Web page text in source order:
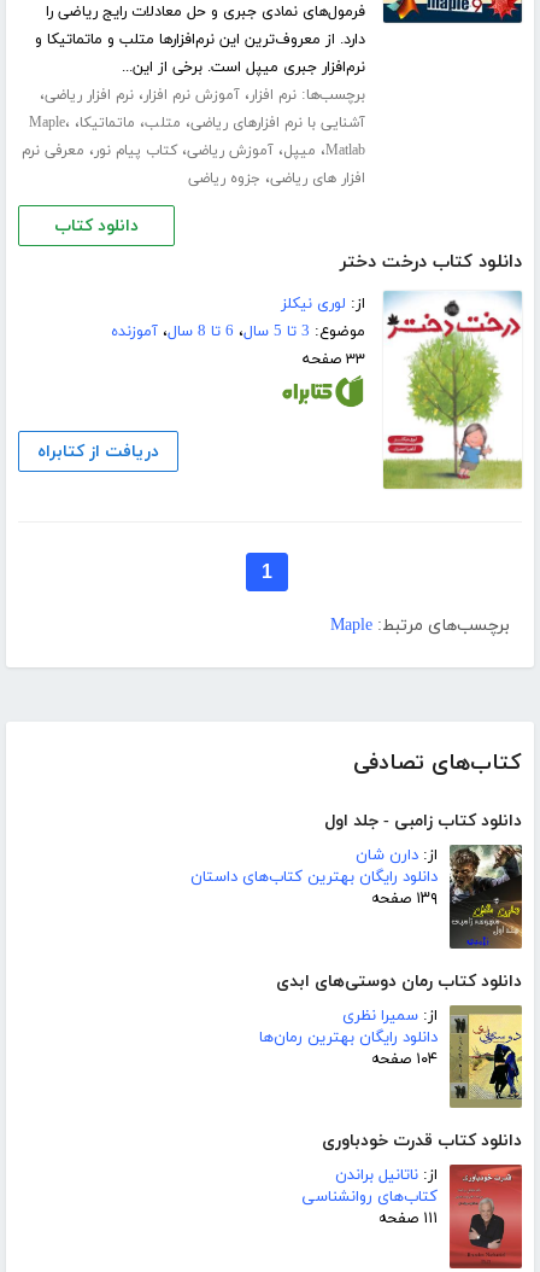
کتاب‌های تصادفی
دانلود کتاب زامبی - جلد اول
از: دارن شان
دانلود رایگان بهترین کتاب‌های داستان
۱۳۹ صفحه
دانلود کتاب رمان دوستی‌های ابدی
از: سمیرا نظری
دانلود رایگان بهترین رمان‌ها
۱۰۴ صفحه
دانلود کتاب قدرت خودباوری
از: ناتانیل براندن
کتاب‌های روانشناسی
۱۱۱ صفحه
فرمول‌های نمادی جبری و حل معادلات رایج ریاضی را
دارد. از معروف‌ترین این نرم‌افزارها متلب و ماتماتیکا و
نرم‌افزار جبری میپل است. برخی از این...
برچسب‌ها:نرم افزار،آموزش نرم افزار،نرم افزار ریاضی،
آشنایی با نرم افزارهای ریاضی، متلب، ماتماتیکا، Maple،
Matlab، میپل،آموزش ریاضی،کتاب پیام نور، معرفی نرم
افزار های ریاضی، جزوه ریاضی
دانلود کتاب
دانلود کتاب درخت دختر
از: لوری نیکلز
موضوع: 3 تا 5 سال ، 6 تا 8 سال ،آموزنده
۳۳ صفحه
دریافت از کتابراه
1
برچسب‌های مرتبط: Maple